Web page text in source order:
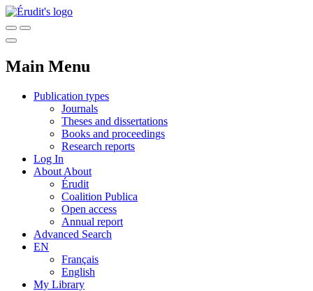
Main Menu
Publication types
Journals
Theses and dissertations
Books and proceedings
Research reports
Log In
About About
Érudit
Coalition Publica
Open access
Annual report
Advanced Search
EN
Français
English
My Library